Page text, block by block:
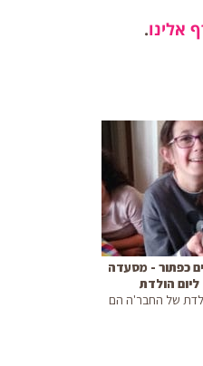
אלינו.
כפתור - מסעדה
ליום הולדת
של החבר'ה הם